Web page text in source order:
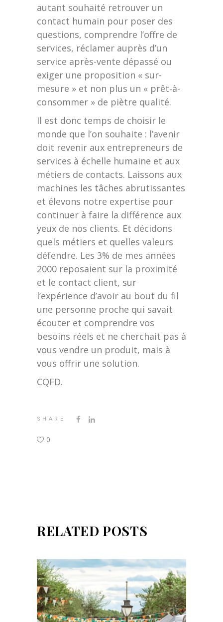
autant souhaité retrouver un
contact humain pour poser des
questions, comprendre l’offre de
services, réclamer auprès d’un
service après-vente dépassé ou
exiger une proposition « sur-
mesure » et non plus un « prêt-à-
consommer » de piètre qualité.
Il est donc temps de choisir le
monde que l’on souhaite : l’avenir
doit revenir aux entrepreneurs de
services à échelle humaine et aux
métiers de contacts. Laissons aux
machines les tâches abrutissantes
et élevons notre expertise pour
continuer à faire la différence aux
yeux de nos clients. Et décidons
quels métiers et quelles valeurs
défendre. Les 3% de mes années
2000 reposaient sur la proximité
et le contact client, sur
l’expérience d’avoir au bout du fil
une personne proche qui savait
écouter et comprendre vos
besoins réels et ne cherchait pas à
vous vendre un produit, mais à
vous offrir une solution.
CQFD.
SHARE
0
RELATED POSTS